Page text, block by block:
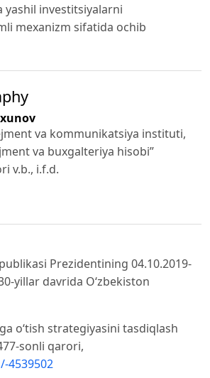
yashil investitsiyalarni
mexanizm sifatida ochib
va kommunikatsiya instituti,
va buxgalteriya hisobi”
v.b., i.f.d.
Prezidentining 04.10.2019-
yillar davrida Oʻzbekiston
oʻtish strategiyasini tasdiqlash
sonli qarori,
4539502